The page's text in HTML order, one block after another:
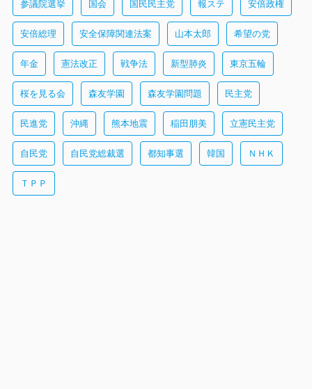
参議院選挙 国会 国民民主党 報ステ 安倍政権
安倍総理 安全保障関連法案 山本太郎 希望の党
年金 憲法改正 戦争法 新型肺炎 東京五輪
桜を見る会 森友学園 森友学園問題 民主党
民進党 沖縄 熊本地震 稲田朋美 立憲民主党
自民党 自民党総裁選 都知事選 韓国 ＮＨＫ
ＴＰＰ